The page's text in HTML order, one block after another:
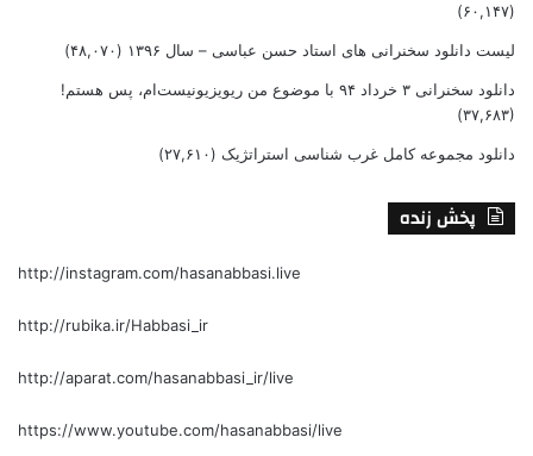
(۶۰,۱۴۷)
لیست دانلود سخنرانی های استاد حسن عباسی – سال ۱۳۹۶ (۴۸,۰۷۰)
دانلود سخنرانی ۳ خرداد ۹۴ با موضوع من ریویزیونیست‌ام، پس هستم!
(۳۷,۶۸۳)
دانلود مجموعه کامل غرب شناسی استراتژیک (۲۷,۶۱۰)
پخش زنده
http://instagram.com/hasanabbasi.live
http://rubika.ir/Habbasi_ir
http://aparat.com/hasanabbasi_ir/live
https://www.youtube.com/hasanabbasi/live